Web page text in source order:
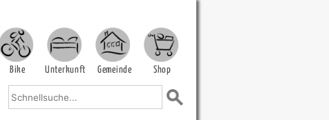
Bike Unterkunft Gemeinde Shop